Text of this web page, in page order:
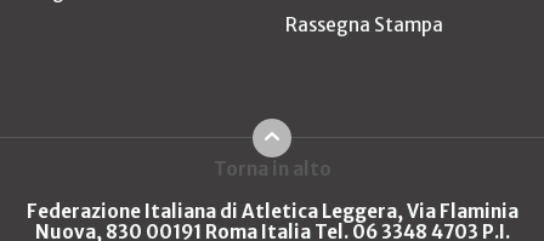
Rassegna Stampa
Torna in alto
Federazione Italiana di Atletica Leggera, Via Flaminia
Nuova, 830 00191 Roma Italia Tel. 06 3348 4703 P.I.